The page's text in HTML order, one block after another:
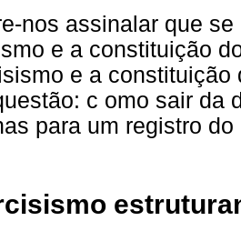
nos assinalar que
e a constituição
e a constituição
c omo sair da
para um registro